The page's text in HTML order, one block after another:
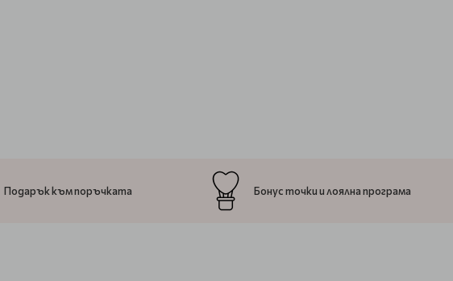
Подарък към поръчката Бонус точки и лоялна програма